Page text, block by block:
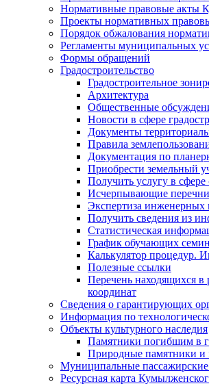
Нормативные правовые акты
Проекты нормативных
Порядок обжалования
Регламенты муниципальных
Формы обращений
Градостроительство
Градостроительное
Архитектура
Общественные
Новости в сфере
Документы
Правила
Документация по
Приобрести земельный
Получить услугу в сфере
Исчерпывающие перечни
Экспертиза инженерных
Получить сведения из
Статистическая
График обучающих
Калькулятор процедур.
Полезные ссылки
Перечень находящихся в
координат
Сведения о гарантирующих
Информация по
Объекты культурного наследия
Памятники погибшим в
Природные памятники и
Муниципальные пассажирские
Ресурсная карта